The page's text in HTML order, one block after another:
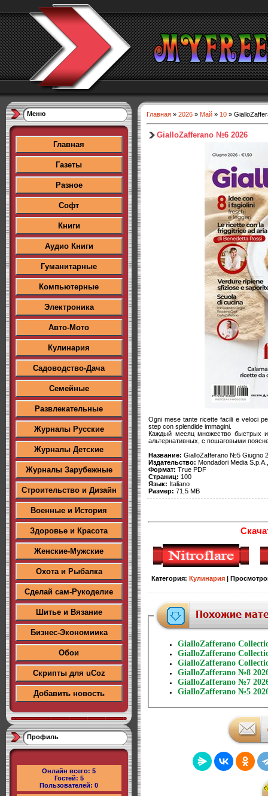
Меню
Главная
Газеты
Разное
Софт
Книги
Аудио Книги
Гуманитарные
Компьютерные
Электроника
Авто-Мото
Кулинария
Садоводство-Дача
Семейные
Развлекательные
Журналы Русские
Журналы Детские
Журналы Зарубежные
Строительство и Дизайн
Военные и История
Здоровье и Красота
Женские-Мужские
Охота и Рыбалка
Сделай сам-Рукоделие
Шитье и Вязание
Бизнес-Экономиика
Обои
Скрипты для uCoz
Добавить новость
Профиль
Онлайн всего: 5
Гостей: 5
Пользователей: 0
Главная » 2026 » Май » 10 »
GialloZafferano №6 2026
Ogni mese tante ricette facili e veloci
step con splendide immagini.
Каждый месяц множество быстрых
альтернативных, с пошаговыми
Название: GialloZafferano №5 Giugno
Издательство: Mondadori Media
Формат: True PDF
Страниц: 100
Язык: Italiano
Размер: 71,5 MB
Категория: Кулинария
GialloZafferano
GialloZafferano
GialloZafferano
GialloZafferano №8
GialloZafferano №7
GialloZafferano №5